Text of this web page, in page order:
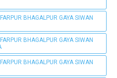
BHAGALPUR GAYA SIWAN
BHAGALPUR GAYA SIWAN
BHAGALPUR GAYA SIWAN